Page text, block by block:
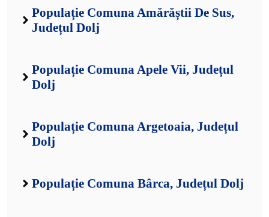
Populație Comuna Amărăștii De Sus,
Județul Dolj
Populație Comuna Apele Vii, Județul
Dolj
Populație Comuna Argetoaia, Județul
Dolj
Populație Comuna Bârca, Județul Dolj